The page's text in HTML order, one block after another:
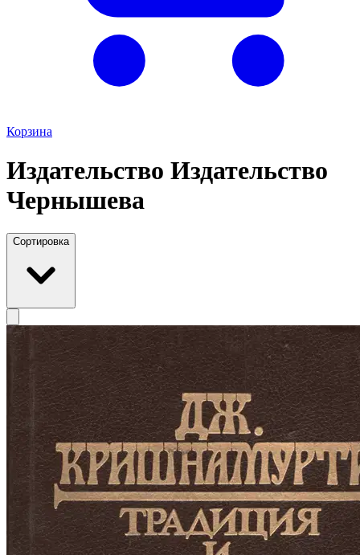
Корзина
Издательство Издательство
Чернышева
Сортировка